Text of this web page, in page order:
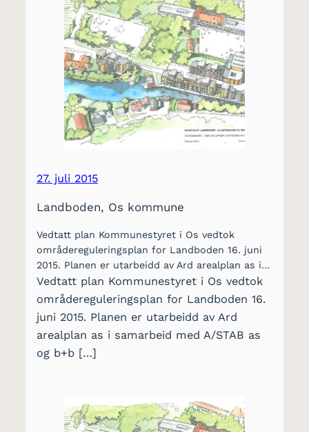
27. juli 2015
Landboden, Os kommune
Vedtatt plan Kommunestyret i Os vedtok
områdereguleringsplan for Landboden 16. juni
2015. Planen er utarbeidd av Ard arealplan as i…
Vedtatt plan Kommunestyret i Os vedtok
områdereguleringsplan for Landboden 16.
juni 2015. Planen er utarbeidd av Ard
arealplan as i samarbeid med A/STAB as
og b+b […]